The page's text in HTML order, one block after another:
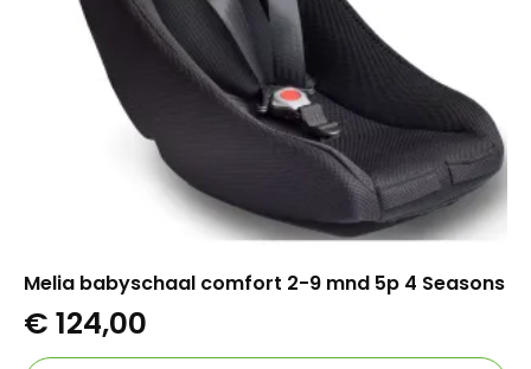
Melia babyschaal comfort 2-9 mnd 5p 4 Seasons
€ 124,00